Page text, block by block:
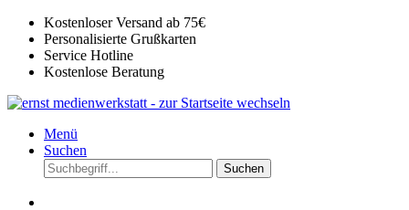
Kostenloser Versand ab 75€
Personalisierte Grußkarten
Service Hotline
Kostenlose Beratung
Menü
Suchen
Suchen